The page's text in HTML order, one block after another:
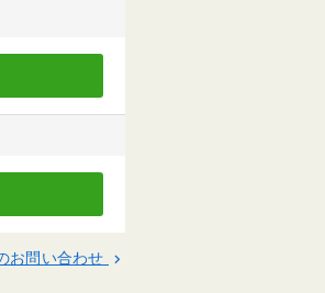
お問い合わせ keyboard_arrow_right